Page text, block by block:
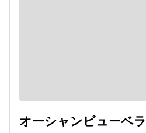
オーシャンビューベラ